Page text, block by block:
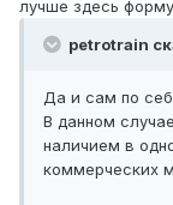
лучше здесь
petrotrain
Да и сам по
В данном
наличием в
коммерческих